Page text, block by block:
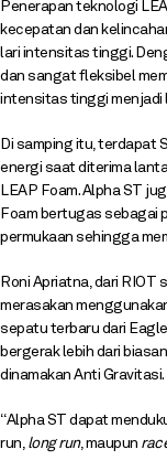
Penerapan teknologi
kecepatan dan
lari intensitas tinggi.
dan sangat fleksibel
intensitas tinggi menjadi
Di samping itu, terdapat
energi saat diterima
LEAP Foam. Alpha ST
Foam bertugas sebagai
permukaan sehingga
Roni Apriatna, dari RIOT
merasakan
sepatu terbaru dari
bergerak lebih dari
dinamakan Anti Gravitasi.
“Alpha ST dapat
run, long run, maupun